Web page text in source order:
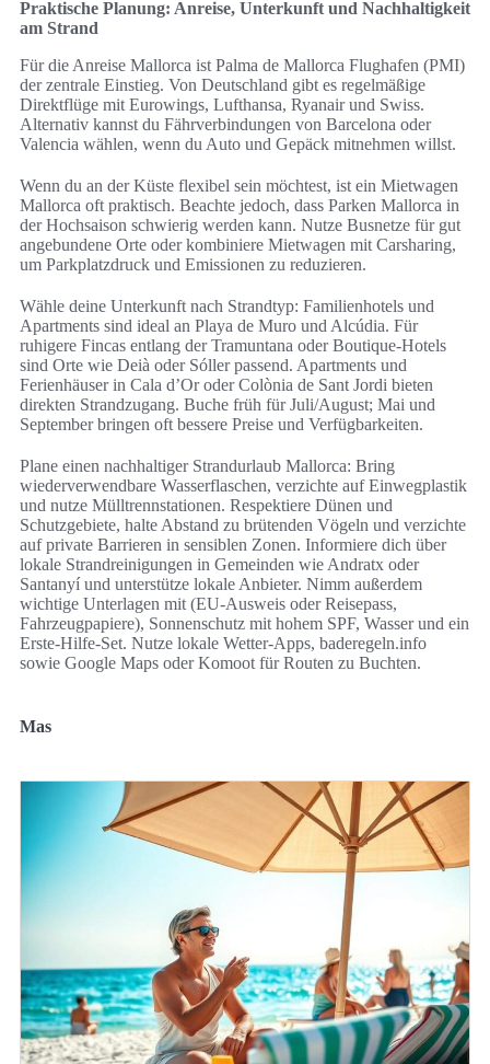
Praktische Planung: Anreise, Unterkunft und Nachhaltigkeit
am Strand
Für die Anreise Mallorca ist Palma de Mallorca Flughafen (PMI)
der zentrale Einstieg. Von Deutschland gibt es regelmäßige
Direktflüge mit Eurowings, Lufthansa, Ryanair und Swiss.
Alternativ kannst du Fährverbindungen von Barcelona oder
Valencia wählen, wenn du Auto und Gepäck mitnehmen willst.
Wenn du an der Küste flexibel sein möchtest, ist ein Mietwagen
Mallorca oft praktisch. Beachte jedoch, dass Parken Mallorca in
der Hochsaison schwierig werden kann. Nutze Busnetze für gut
angebundene Orte oder kombiniere Mietwagen mit Carsharing,
um Parkplatzdruck und Emissionen zu reduzieren.
Wähle deine Unterkunft nach Strandtyp: Familienhotels und
Apartments sind ideal an Playa de Muro und Alcúdia. Für
ruhigere Fincas entlang der Tramuntana oder Boutique-Hotels
sind Orte wie Deià oder Sóller passend. Apartments und
Ferienhäuser in Cala d’Or oder Colònia de Sant Jordi bieten
direkten Strandzugang. Buche früh für Juli/August; Mai und
September bringen oft bessere Preise und Verfügbarkeiten.
Plane einen nachhaltiger Strandurlaub Mallorca: Bring
wiederverwendbare Wasserflaschen, verzichte auf Einwegplastik
und nutze Mülltrennstationen. Respektiere Dünen und
Schutzgebiete, halte Abstand zu brütenden Vögeln und verzichte
auf private Barrieren in sensiblen Zonen. Informiere dich über
lokale Strandreinigungen in Gemeinden wie Andratx oder
Santanyí und unterstütze lokale Anbieter. Nimm außerdem
wichtige Unterlagen mit (EU-Ausweis oder Reisepass,
Fahrzeugpapiere), Sonnenschutz mit hohem SPF, Wasser und ein
Erste-Hilfe-Set. Nutze lokale Wetter-Apps, baderegeln.info
sowie Google Maps oder Komoot für Routen zu Buchten.
Mas